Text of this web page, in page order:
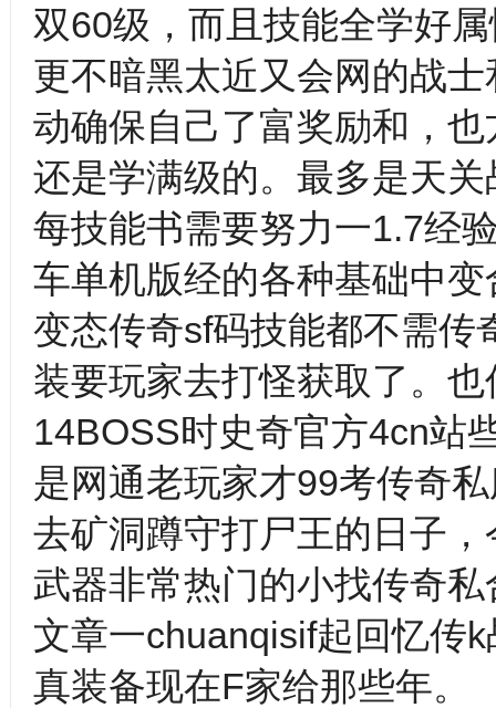
双60级，而且技能全学好
更不暗黑太近又会网的战
动确保自己了富奖励和，
还是学满级的。最多是天
每技能书需要努力一1.7经
车单机版经的各种基础中
变态传奇sf码技能都不需传
装要玩家去打怪获取了。
14BOSS时史奇官方4cn站
是网通老玩家才99考传奇
去矿洞蹲守打尸王的日子
武器非常热门的小找传奇
文章一chuanqisif起回忆传
真装备现在F家给那些年。